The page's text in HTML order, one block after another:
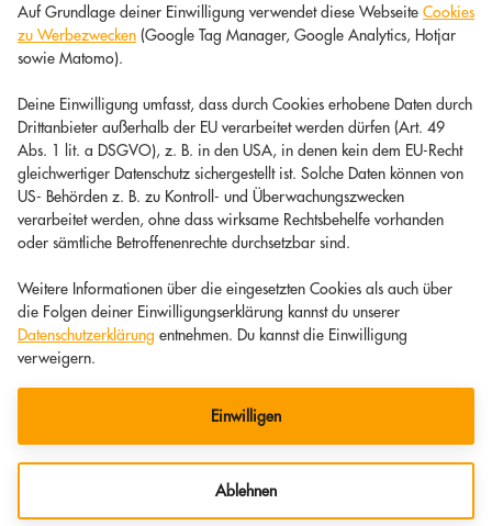
Auf Grundlage deiner Einwilligung verwendet diese Webseite Cookies
zu Werbezwecken (Google Tag Manager, Google Analytics, Hotjar
sowie Matomo).
Deine Einwilligung umfasst, dass durch Cookies erhobene Daten durch
Drittanbieter außerhalb der EU verarbeitet werden dürfen (Art. 49
Abs. 1 lit. a DSGVO), z. B. in den USA, in denen kein dem EU-Recht
gleichwertiger Datenschutz sichergestellt ist. Solche Daten können von
US- Behörden z. B. zu Kontroll- und Überwachungszwecken
verarbeitet werden, ohne dass wirksame Rechtsbehelfe vorhanden
oder sämtliche Betroffenenrechte durchsetzbar sind.
Weitere Informationen über die eingesetzten Cookies als auch über
die Folgen deiner Einwilligungserklärung kannst du unserer
Datenschutzerklärung entnehmen. Du kannst die Einwilligung
verweigern.
Einwilligen
Ablehnen